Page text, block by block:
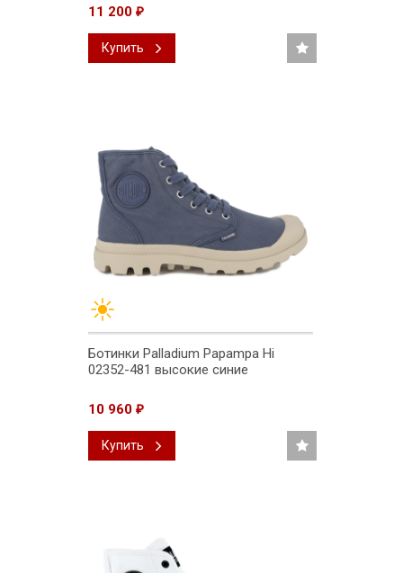
11 200 ₽
Купить
Ботинки Palladium Papampa Hi
02352-481 высокие синие
10 960 ₽
Купить